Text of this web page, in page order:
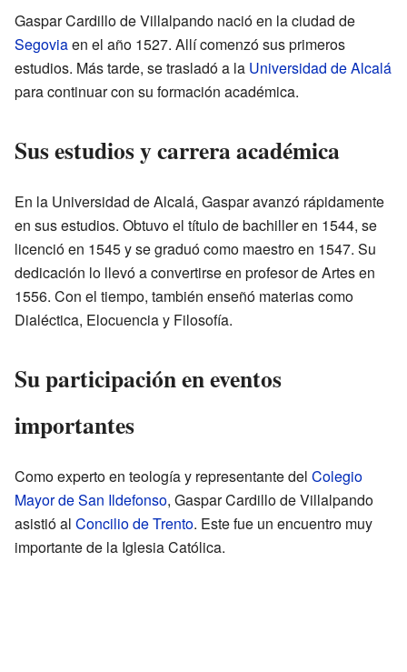
Gaspar Cardillo de Villalpando nació en la ciudad de
Segoviaen el año 1527. Allí comenzó sus primeros
estudios. Más tarde, se trasladó a la Universidad de Alcalá
para continuar con su formación académica.
Sus estudios y carrera académica
En la Universidad de Alcalá, Gaspar avanzó rápidamente
en sus estudios. Obtuvo el título de bachiller en 1544, se
licenció en 1545 y se graduó como maestro en 1547. Su
dedicación lo llevó a convertirse en profesor de Artes en
1556. Con el tiempo, también enseñó materias como
Dialéctica, Elocuencia y Filosofía.
Su participación en eventos
importantes
Como experto en teología y representante del Colegio
Mayor de San Ildefonso, Gaspar Cardillo de Villalpando
asistió al Concilio de Trento. Este fue un encuentro muy
importante de la Iglesia Católica.